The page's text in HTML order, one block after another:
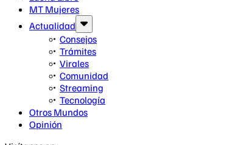
MT Mujeres
Actualidad
Consejos
Trámites
Virales
Comunidad
Streaming
Tecnología
Otros Mundos
Opinión